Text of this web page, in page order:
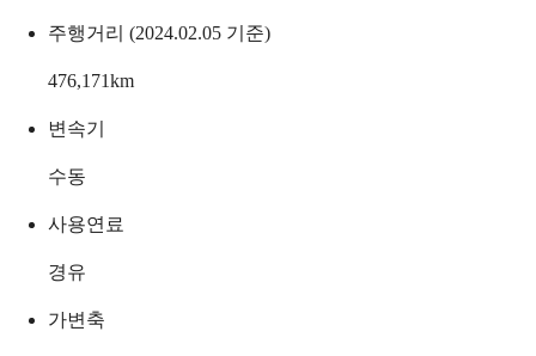
주행거리 (2024.02.05 기준)
476,171km
변속기
수동
사용연료
경유
가변축